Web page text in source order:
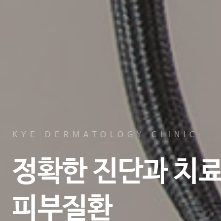
KYE DERMATOLOGY CLINIC
정확한 진단과 치
피부질환